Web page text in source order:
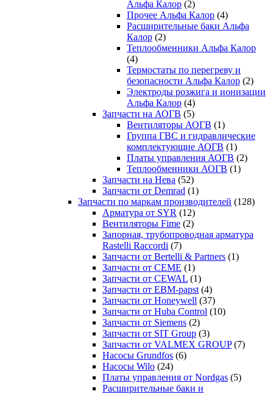
Альфа Калор (2)
Прочее Альфа Калор (4)
Расширительные баки Альфа
Калор (2)
Теплообменники Альфа Калор
(4)
Термостаты по перегреву и
безопасности Альфа Калор (2)
Электроды розжига и ионизации
Альфа Калор (4)
Запчасти на АОГВ (5)
Вентиляторы АОГВ (1)
Группа ГВС и гидравлические
комплектующие АОГВ (1)
Платы управления АОГВ (2)
Теплообменники АОГВ (1)
Запчасти на Нева (52)
Запчасти от Demrad (1)
Запчасти по маркам производителей (128)
Арматура от SYR (12)
Вентиляторы Fime (2)
Запорная, трубопроводная арматура
Rastelli Raccordi (7)
Запчасти от Bertelli & Partners (1)
Запчасти от CEME (1)
Запчасти от CEWAL (1)
Запчасти от EBM-papst (4)
Запчасти от Honeywell (37)
Запчасти от Huba Control (10)
Запчасти от Siemens (2)
Запчасти от SIT Group (3)
Запчасти от VALMEX GROUP (7)
Насосы Grundfos (6)
Насосы Wilo (24)
Платы управления от Nordgas (5)
Расширительные баки и